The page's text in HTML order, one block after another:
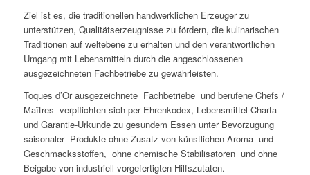
Ziel ist es, die traditionellen handwerklichen Erzeuger zu
unterstützen, Qualitätserzeugnisse zu fördern, die kulinarischen
Traditionen auf weltebene zu erhalten und den verantwortlichen
Umgang mit Lebensmitteln durch die angeschlossenen
ausgezeichneten Fachbetriebe zu gewährleisten.
Toques d’Or ausgezeichnete Fachbetriebe und berufene Chefs /
Maîtres verpflichten sich per Ehrenkodex, Lebensmittel-Charta
und Garantie-Urkunde zu gesundem Essen unter Bevorzugung
saisonaler Produkte ohne Zusatz von künstlichen Aroma- und
Geschmacksstoffen, ohne chemische Stabilisatoren und ohne
Beigabe von industriell vorgefertigten Hilfszutaten.